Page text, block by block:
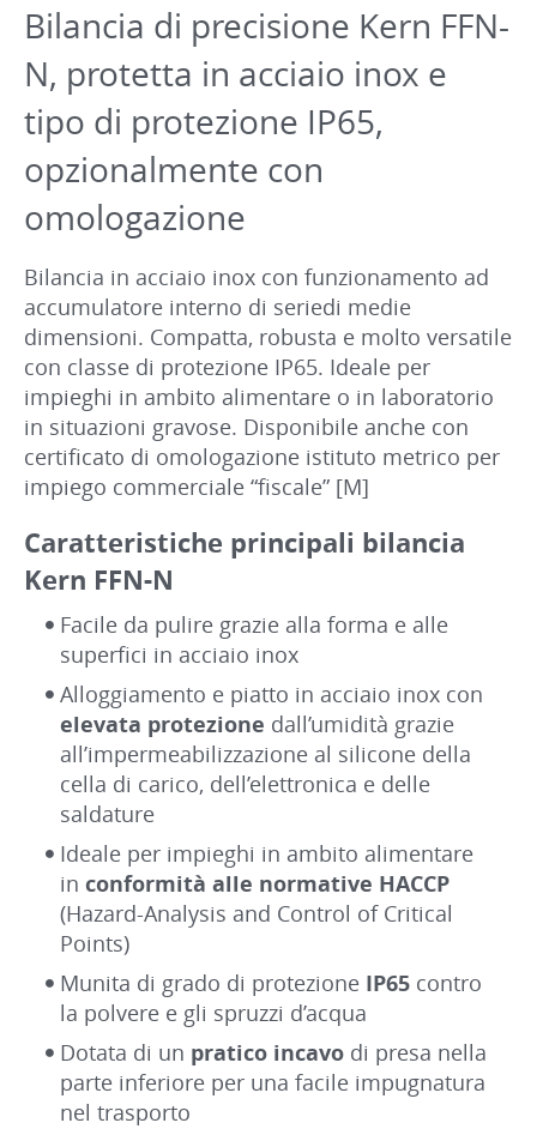
Bilancia di precisione Kern FFN-
N, protetta in acciaio inox e
tipo di protezione IP65,
opzionalmente con
omologazione
Bilancia in acciaio inox con funzionamento ad
accumulatore interno di seriedi medie
dimensioni. Compatta, robusta e molto versatile
con classe di protezione IP65. Ideale per
impieghi in ambito alimentare o in laboratorio
in situazioni gravose. Disponibile anche con
certificato di omologazione istituto metrico per
impiego commerciale “fiscale” [M]
Caratteristiche principali bilancia
Kern FFN-N
Facile da pulire grazie alla forma e alle
superfici in acciaio inox
Alloggiamento e piatto in acciaio inox con
elevata protezione dall’umidità grazie
all’impermeabilizzazione al silicone della
cella di carico, dell’elettronica e delle
saldature
Ideale per impieghi in ambito alimentare
in conformità alle normative HACCP
(Hazard-Analysis and Control of Critical
Points)
Munita di grado di protezione IP65 contro
la polvere e gli spruzzi d’acqua
Dotata di un pratico incavo di presa nella
parte inferiore per una facile impugnatura
nel trasporto